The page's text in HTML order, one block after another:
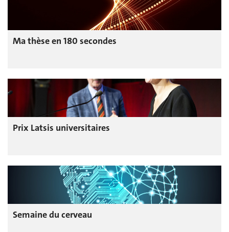
Ma thèse en 180 secondes
Prix Latsis universitaires
Semaine du cerveau